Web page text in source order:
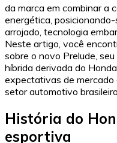
da marca em combinar a
energética,
arrojado, tecnologia
Neste artigo, você
sobre o novo Prelude,
híbrida derivada do
expectativas de mercado
setor automotivo
História do
esportiva